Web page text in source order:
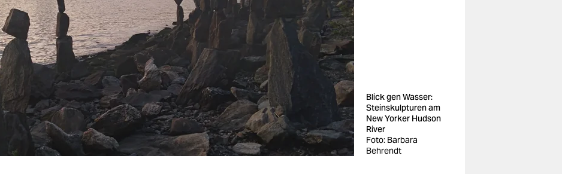
Blick gen Wasser:
Steinskulpturen am
New Yorker Hudson
River
Foto: Barbara
Behrendt